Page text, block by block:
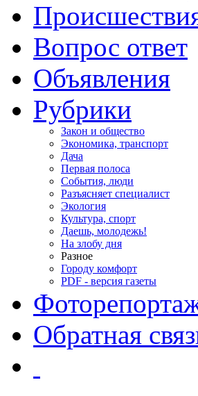
Вопрос ответ
Объявления
Рубрики
Закон и общество
Экономика, транспорт
Дача
Первая полоса
События, люди
Разъясняет специалист
Экология
Культура, спорт
Даешь, молодежь!
На злобу дня
Разное
Городу комфорт
PDF - версия газеты
Обратная